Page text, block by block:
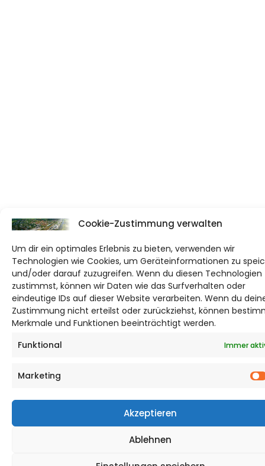
Cookie-Zustimmung verwalten
Um dir ein optimales Erlebnis zu bieten, verwenden wir
Technologien wie Cookies, um Geräteinformationen zu
und/oder darauf zuzugreifen. Wenn du diesen Technologien
zustimmst, können wir Daten wie das Surfverhalten oder
eindeutige IDs auf dieser Website verarbeiten. Wenn du
Zustimmung nicht erteilst oder zurückziehst, können
Merkmale und Funktionen beeinträchtigt werden.
Funktional
Immer
Marketing
Akzeptieren
Ablehnen